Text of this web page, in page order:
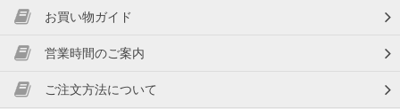
お買い物ガイド
営業時間のご案内
ご注文方法について